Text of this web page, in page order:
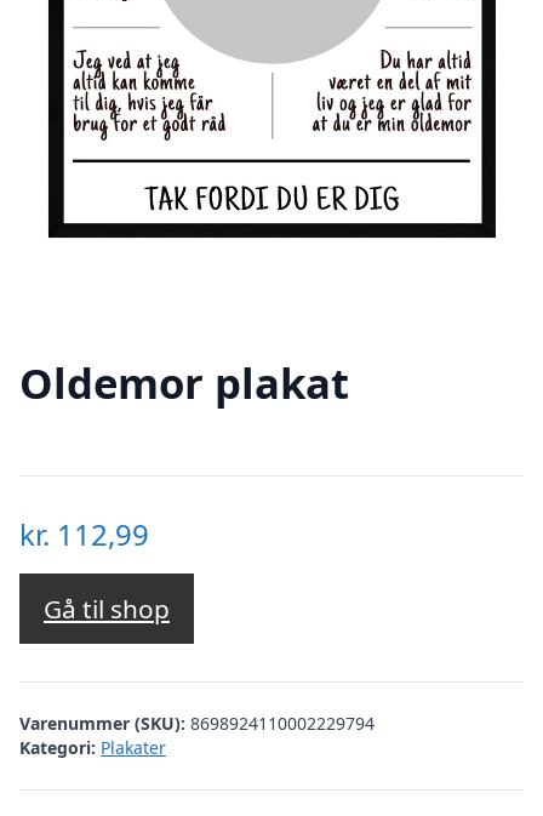
Oldemor plakat
kr. 112,99
Gå til shop
Varenummer (SKU): 8698924110002229794
Kategori: Plakater